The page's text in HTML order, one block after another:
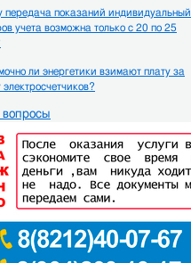
передача показаний индивидуальный
учета возможна только с 20 по 25
ли энергетики взимают плату за
электросчетчиков?
вопросы